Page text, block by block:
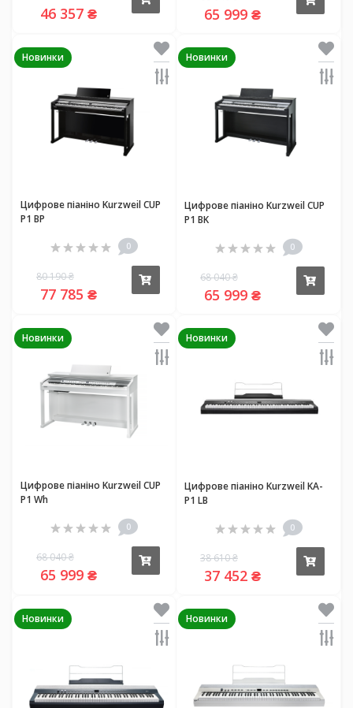
46 357 ₴ 65 999 ₴
Новинки
Цифрове піаніно Kurzweil CUP
P1 BP
0
80 190 ₴
77 785 ₴
Новинки
Цифрове піаніно Kurzweil CUP
P1 BK
0
68 040 ₴
65 999 ₴
Новинки
Цифрове піаніно Kurzweil CUP
P1 Wh
0
68 040 ₴
65 999 ₴
Новинки
Цифрове піаніно Kurzweil KA-
P1 LB
0
38 610 ₴
37 452 ₴
Новинки Новинки